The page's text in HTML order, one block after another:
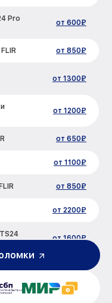
Pro
от 600₽
от 850₽
от 1300₽
от 1200₽
от 650₽
от 1100₽
от 850₽
от 2200₽
от 1600₽
от 900₽